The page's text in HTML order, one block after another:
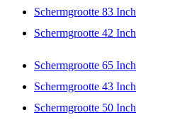
Schermgrootte 83 Inch
Schermgrootte 42 Inch
Schermgrootte 65 Inch
Schermgrootte 43 Inch
Schermgrootte 50 Inch